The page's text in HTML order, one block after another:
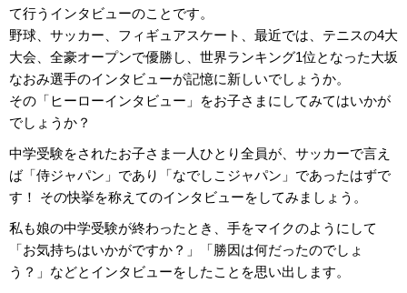
て行うインタビューのことです。
野球、サッカー、フィギュアスケート、最近では、テニスの4大
大会、全豪オープンで優勝し、世界ランキング1位となった大坂
なおみ選手のインタビューが記憶に新しいでしょうか。
その「ヒーローインタビュー」をお子さまにしてみてはいかが
でしょうか？
中学受験をされたお子さま一人ひとり全員が、サッカーで言え
ば「侍ジャパン」であり「なでしこジャパン」であったはずで
す！ その快挙を称えてのインタビューをしてみましょう。
私も娘の中学受験が終わったとき、手をマイクのようにして
「お気持ちはいかがですか？」「勝因は何だったのでしょ
う？」などとインタビューをしたことを思い出します。